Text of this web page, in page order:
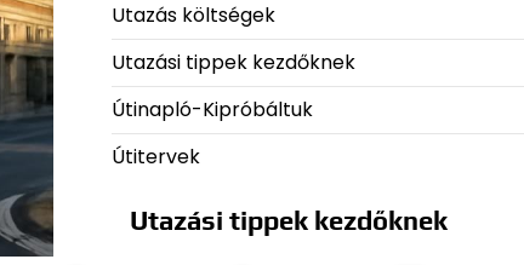
Utazás költségek
Utazási tippek kezdőknek
Útinapló-Kipróbáltuk
Útitervek
Utazási tippek kezdőknek